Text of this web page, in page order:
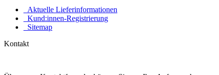
Aktuelle Lieferinformationen
Kund:innen-Registrierung
Sitemap
Kontakt